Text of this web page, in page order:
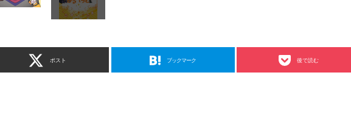
ポスト ブックマーク 後で読む